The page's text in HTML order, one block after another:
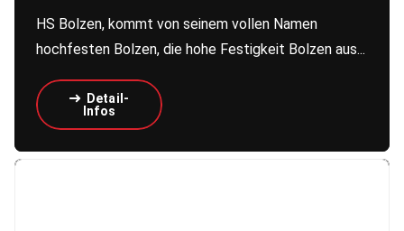
HS Bolzen, kommt von seinem vollen Namen
hochfesten Bolzen, die hohe Festigkeit Bolzen aus...
Detail-
Infos